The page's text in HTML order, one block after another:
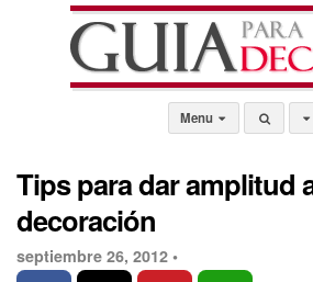
Menu
Tips para dar amplitud
decoración
septiembre 26, 2012 •